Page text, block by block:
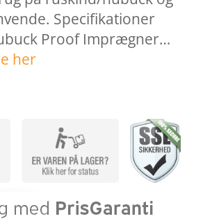
Specifikationer
Proof Imprægner…
her